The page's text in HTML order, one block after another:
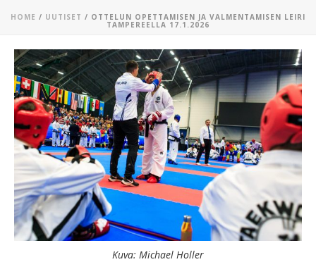
HOME / UUTISET / OTTELUN OPETTAMISEN JA VALMENTAMISEN LEIRI
TAMPEREELLA 17.1.2026
Kuva: Michael Holler